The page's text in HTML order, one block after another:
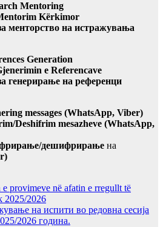
Mentoring
Kërkimor
менторство на истражувања
Generation
e Referencave
генерирање на референци
messages (WhatsApp, Viber)
Deshifrim mesazheve (WhatsApp,
дешифрирање на
provimeve në afatin e rregullt të
2025/2026
на испити во редовна сесија
2026 година.